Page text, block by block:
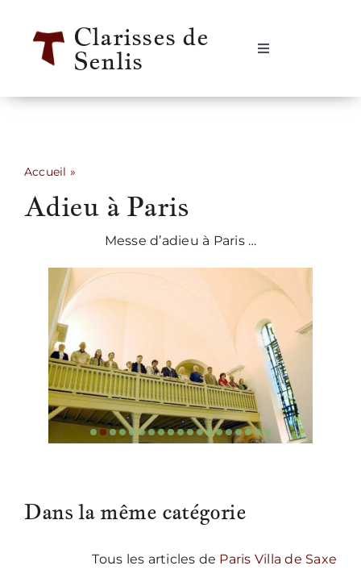
contenu
Clarisses de
Senlis
Navigation
Qui sommes-nous ?
Notre histoire
Informations pratiques
Nous écrire
Accueil »
Adieu à Paris
Messe d’adieu à Paris …
Dans la même catégorie
Tous les articles de Paris Villa de Saxe